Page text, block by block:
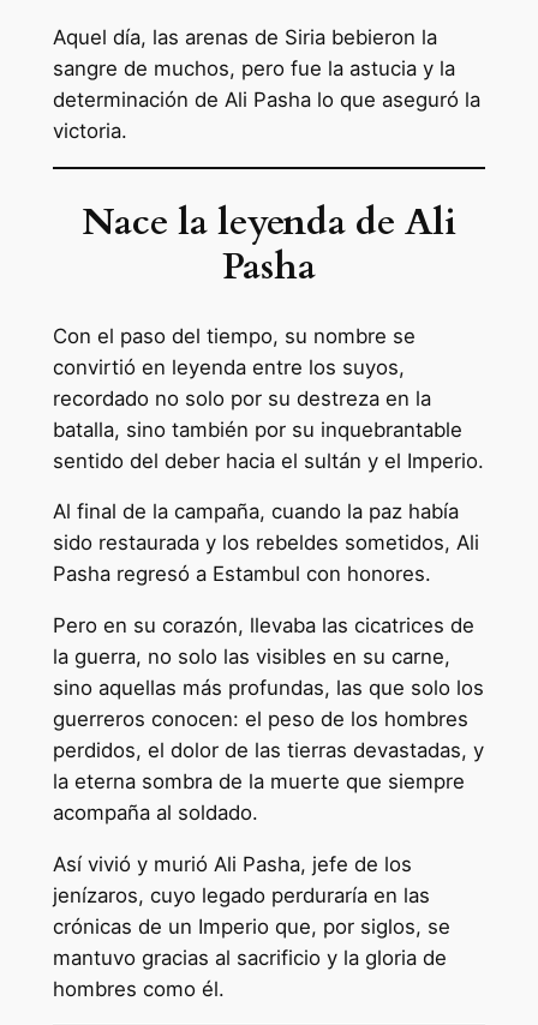
Aquel día, las arenas de Siria bebieron la
sangre de muchos, pero fue la astucia y la
determinación de Ali Pasha lo que aseguró la
victoria.
Nace la leyenda de Ali
Pasha
Con el paso del tiempo, su nombre se
convirtió en leyenda entre los suyos,
recordado no solo por su destreza en la
batalla, sino también por su inquebrantable
sentido del deber hacia el sultán y el Imperio.
Al final de la campaña, cuando la paz había
sido restaurada y los rebeldes sometidos, Ali
Pasha regresó a Estambul con honores.
Pero en su corazón, llevaba las cicatrices de
la guerra, no solo las visibles en su carne,
sino aquellas más profundas, las que solo los
guerreros conocen: el peso de los hombres
perdidos, el dolor de las tierras devastadas, y
la eterna sombra de la muerte que siempre
acompaña al soldado.
Así vivió y murió Ali Pasha, jefe de los
jenízaros, cuyo legado perduraría en las
crónicas de un Imperio que, por siglos, se
mantuvo gracias al sacrificio y la gloria de
hombres como él.